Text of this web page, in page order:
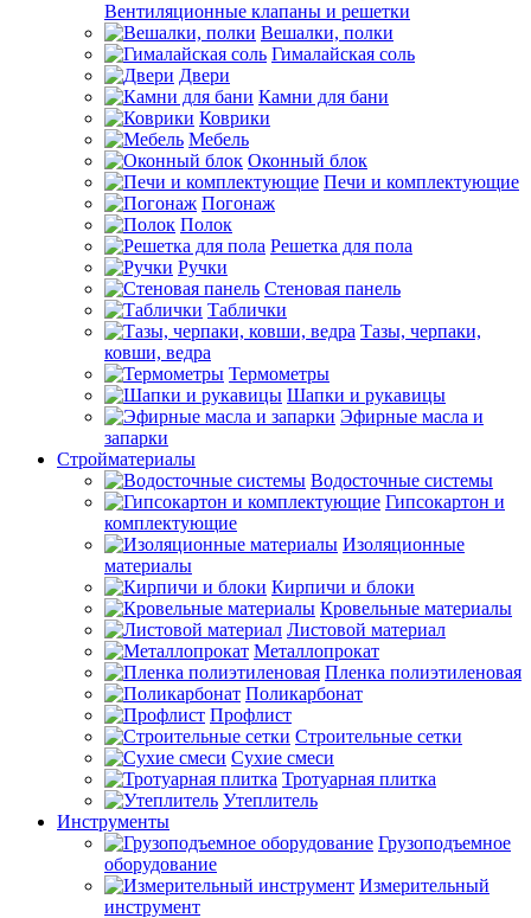
Вентиляционные клапаны и решетки
Вешалки, полки
Гималайская соль
Двери
Камни для бани
Коврики
Мебель
Оконный блок
Печи и комплектующие
Погонаж
Полок
Решетка для пола
Ручки
Стеновая панель
Таблички
Тазы, черпаки,
ковши, ведра
Термометры
Шапки и рукавицы
Эфирные масла и
запарки
Стройматериалы
Водосточные системы
Гипсокартон и
комплектующие
Изоляционные
материалы
Кирпичи и блоки
Кровельные материалы
Листовой материал
Металлопрокат
Пленка полиэтиленовая
Поликарбонат
Профлист
Строительные сетки
Сухие смеси
Тротуарная плитка
Утеплитель
Инструменты
Грузоподъемное
оборудование
Измерительный
инструмент